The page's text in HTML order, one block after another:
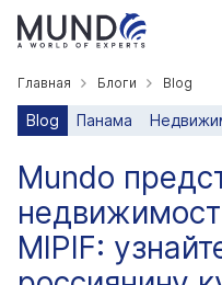
Главная Блоги Blog
Blog Панама
Mundo
MIPIF: